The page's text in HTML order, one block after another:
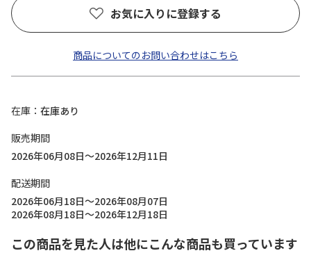
お気に入りに登録する
商品についてのお問い合わせはこちら
在庫
在庫あり
販売期間
2026年06月08日～2026年12月11日
配送期間
2026年06月18日～2026年08月07日
2026年08月18日～2026年12月18日
この商品を見た人は他にこんな商品も買っています